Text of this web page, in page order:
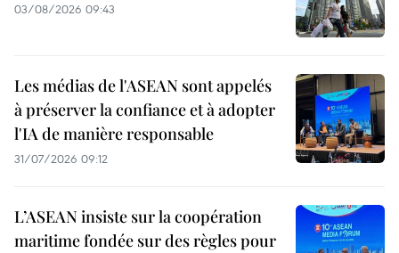
03/08/2026 09:43
Les médias de l'ASEAN sont appelés
à préserver la confiance et à adopter
l'IA de manière responsable
31/07/2026 09:12
L’ASEAN insiste sur la coopération
maritime fondée sur des règles pour